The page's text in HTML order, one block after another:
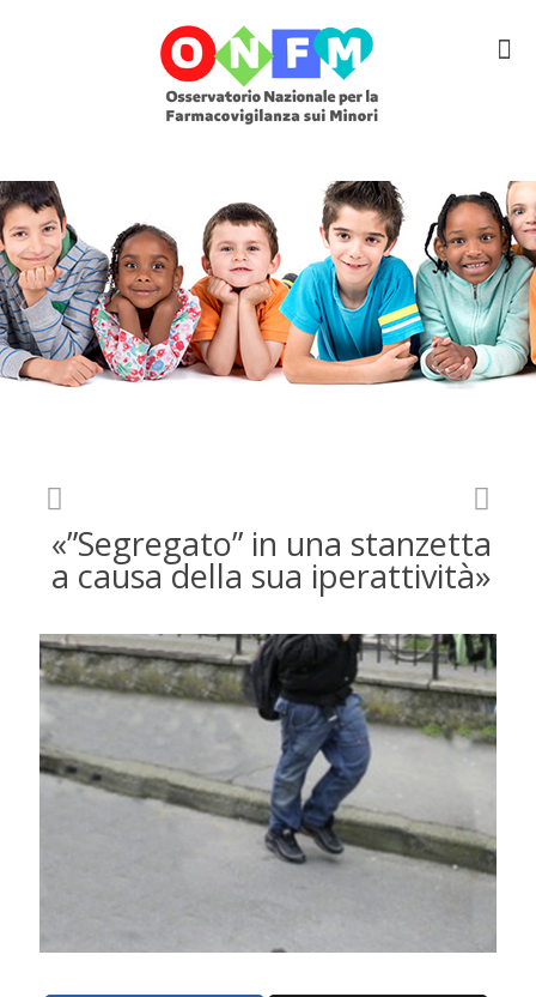
«”Segregato” in una stanzetta
a causa della sua iperattività»